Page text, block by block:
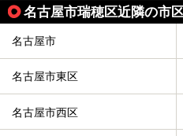
名古屋市瑞穂区近隣の市
名古屋市
名古屋市東区
名古屋市西区